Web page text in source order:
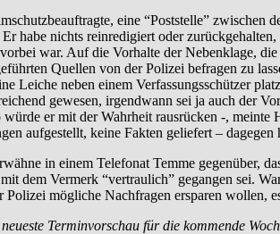
eine “Poststelle”
habe nichts reinredigiert oder
war. Auf die Vorhalte der Nebenklage,
Quellen von der Polizei befragen zu
Leiche neben einem Verfassungsschützer
gewesen, irgendwann sei ja auch der
er mit der Wahrheit rausrücken -,
aufgestellt, keine Fakten geliefert – dagegen
in einem Telefonat Temme gegenüber,
dem Vermerk “vertraulich” gegangen sei.
Polizei mögliche Nachfragen ersparen
Terminvorschau für die kommende